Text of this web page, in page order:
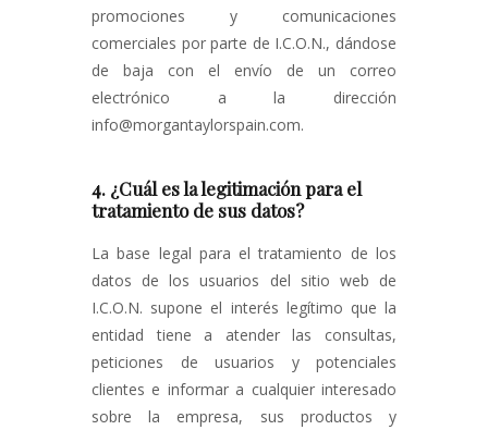
promociones y comunicaciones
comerciales por parte de I.C.O.N., dándose
de baja con el envío de un correo
electrónico a la dirección
info@morgantaylorspain.com.
4. ¿Cuál es la legitimación para el
tratamiento de sus datos?
La base legal para el tratamiento de los
datos de los usuarios del sitio web de
I.C.O.N. supone el interés legítimo que la
entidad tiene a atender las consultas,
peticiones de usuarios y potenciales
clientes e informar a cualquier interesado
sobre la empresa, sus productos y